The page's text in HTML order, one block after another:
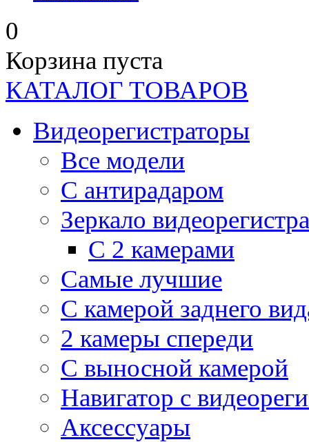
0
Корзина пуста
КАТАЛОГ ТОВАРОВ
Видеорегистраторы
Все модели
C антирадаром
Зеркало
С 2 камерами
Самые лучшие
С камерой заднего
2 камеры спереди
С выносной камерой
Навигатор с
Аксессуары